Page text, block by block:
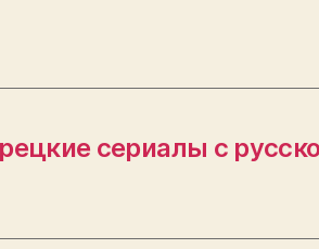
сериалы с